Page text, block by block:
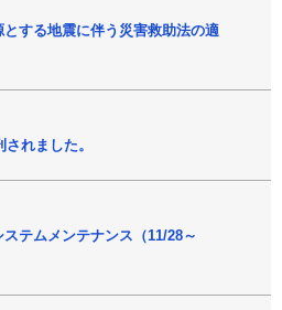
する地震に伴う災害救助法の適
れました。
テムメンテナンス（11/28～